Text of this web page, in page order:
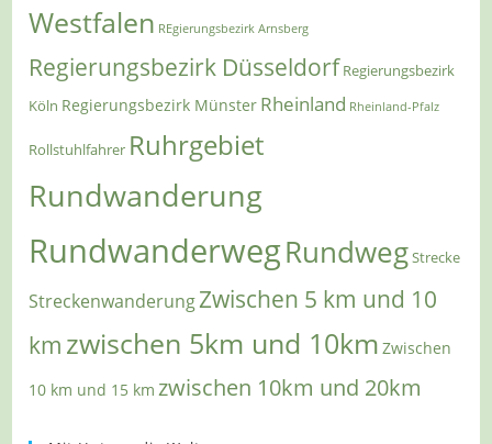
Westfalen REgierungsbezirk Arnsberg
Regierungsbezirk Düsseldorf Regierungsbezirk
Köln Regierungsbezirk Münster Rheinland Rheinland-Pfalz
Rollstuhlfahrer Ruhrgebiet
Rundwanderung
RundwanderwegRundwegStrecke
StreckenwanderungZwischen 5 km und 10
km zwischen 5km und 10km Zwischen
10 km und 15 km zwischen 10km und 20km